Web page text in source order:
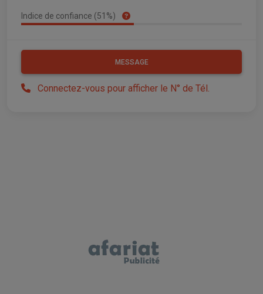
Indice de confiance (51%)
MESSAGE
Connectez-vous pour afficher le N° de Tél.